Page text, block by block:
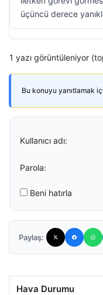
üçüncü derece
1 yazı görüntüleniyor
Bu konuyu yanıtlamak
Kullanıcı adı:
Parola:
Beni hatırla
Paylaş:
Hava Durumu